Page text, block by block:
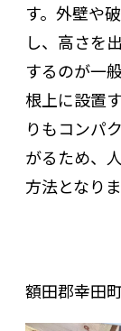
す。外壁や
し、高さを
するのが一
根上に設置
りもコンパ
がるため、
方法となりま
額田郡幸田